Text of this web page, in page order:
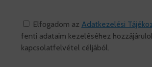
Elfogadom az Adatkezelési
fenti adataim kezeléséhez
kapcsolatfelvétel céljából.